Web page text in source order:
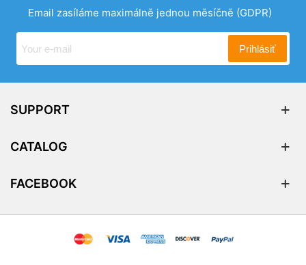
Email zasíláme maximálně jednou měsíčně (GDPR)
Prihlásiť
SUPPORT
CATALOG
FACEBOOK